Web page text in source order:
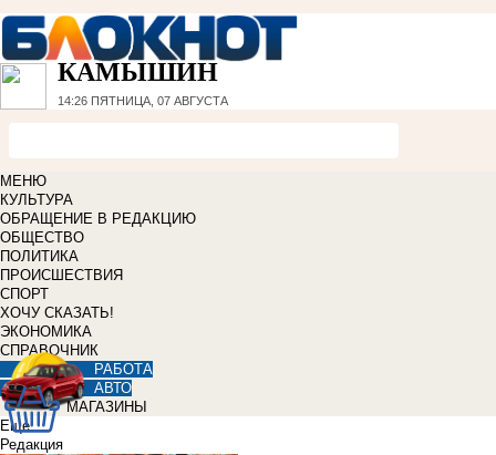
КАМЫШИН
14:26 ПЯТНИЦА, 07 АВГУСТА
МЕНЮ
КУЛЬТУРА
ОБРАЩЕНИЕ В РЕДАКЦИЮ
ОБЩЕСТВО
ПОЛИТИКА
ПРОИСШЕСТВИЯ
СПОРТ
ХОЧУ СКАЗАТЬ!
ЭКОНОМИКА
СПРАВОЧНИК
РАБОТА
АВТО
МАГАЗИНЫ
Еще
Редакция